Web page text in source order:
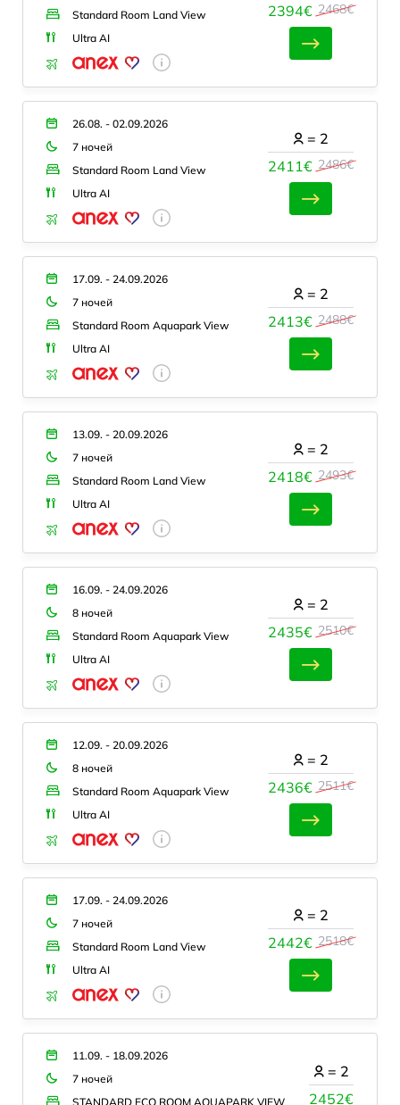
Standard Room Land View
Ultra AI
2394€ 2468€
26.08. - 02.09.2026
7 ночей
Standard Room Land View
Ultra AI
2411€ 2486€
= 2
17.09. - 24.09.2026
7 ночей
Standard Room Aquapark View
Ultra AI
2413€ 2488€
= 2
13.09. - 20.09.2026
7 ночей
Standard Room Land View
Ultra AI
2418€ 2493€
= 2
16.09. - 24.09.2026
8 ночей
Standard Room Aquapark View
Ultra AI
2435€ 2510€
= 2
12.09. - 20.09.2026
8 ночей
Standard Room Aquapark View
Ultra AI
2436€ 2511€
= 2
17.09. - 24.09.2026
7 ночей
Standard Room Land View
Ultra AI
2442€ 2518€
= 2
11.09. - 18.09.2026
7 ночей
STANDARD ECO ROOM AQUAPARK VIEW
2452€
= 2